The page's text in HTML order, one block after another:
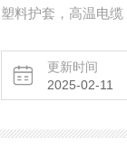
塑料护套，高温电缆
更新时间
2025-02-11